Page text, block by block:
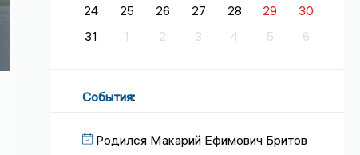
24
25 26 27 28 29
30
31
1 2 3 4 5 6
События:
Родился Макарий Ефимович Бритов